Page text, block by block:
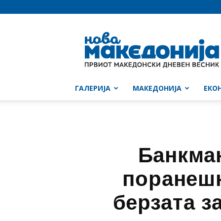
Македонија
ГАЛЕРИЈА МАКЕДОНИЈА
берзата